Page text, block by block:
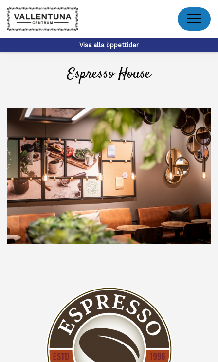
Meny
Visa alla öppettider
Espresso House